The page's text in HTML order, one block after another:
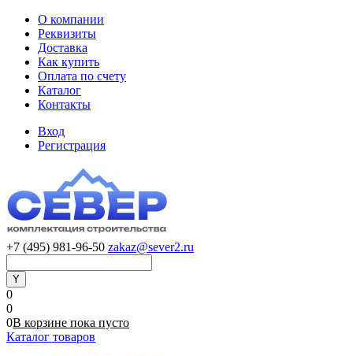
О компании
Реквизиты
Доставка
Как купить
Оплата по счету
Каталог
Контакты
Вход
Регистрация
+7 (495) 981-96-50 zakaz@sever2.ru
0
0
0В корзине пока пусто
Каталог товаров